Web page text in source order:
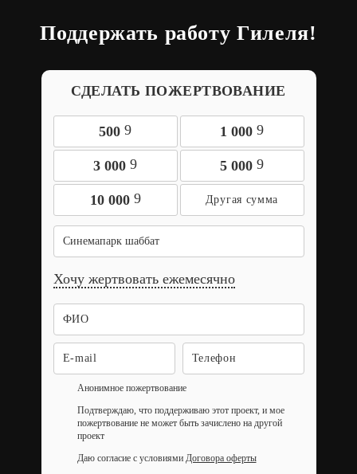
Поддержать работу Гилеля!
СДЕЛАТЬ ПОЖЕРТВОВАНИЕ
500 9 1 000 9
3 000 9 5 000 9
10 000 9
Синeмапарк шаббат
Хочу жертвовать ежемесячно
Анонимное пожертвование
Подтверждаю, что поддерживаю этот проект, и мое
пожертвование не может быть зачислено на другой
проект
Даю согласие с условиями Договора оферты